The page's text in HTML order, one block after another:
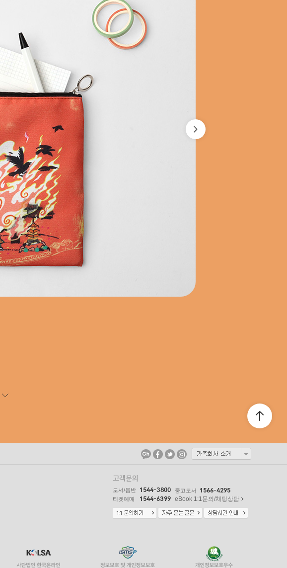
고객문의
도서/음반 1544-3800 중고도서 1566-4295
티켓예매 1544-6399 eBook 1:1문의/채팅상담